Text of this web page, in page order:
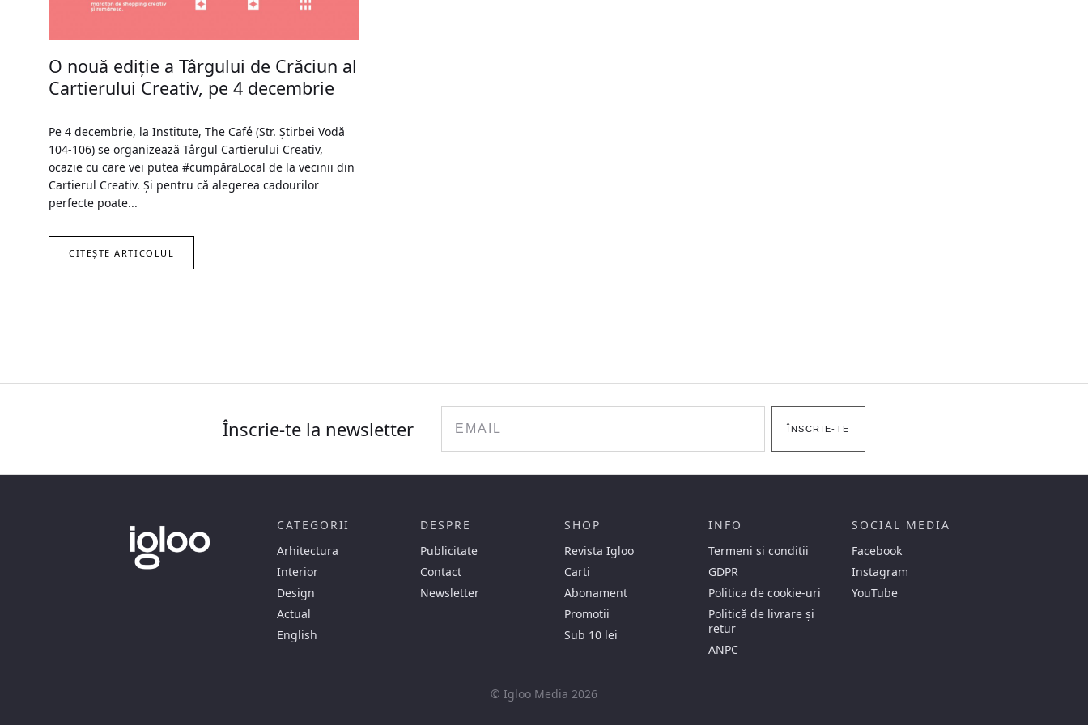
O nouă ediţie a Târgului de Crăciun al
Cartierului Creativ, pe 4 decembrie
Pe 4 decembrie, la Institute, The Café (Str. Știrbei Vodă
104-106) se organizează Târgul Cartierului Creativ,
ocazie cu care vei putea #cumpăraLocal de la vecinii din
Cartierul Creativ. Şi pentru că alegerea cadourilor
perfecte poate...
CITEȘTE ARTICOLUL
Înscrie-te la newsletter ÎNSCRIE-TE
CATEGORII
Arhitectura
Interior
Design
Actual
English
DESPRE
Publicitate
Contact
Newsletter
SHOP
Revista Igloo
Carti
Abonament
Promotii
Sub 10 lei
INFO
Termeni si conditii
GDPR
Politica de cookie-uri
Politică de livrare și
retur
ANPC
SOCIAL MEDIA
Facebook
Instagram
YouTube
© Igloo Media 2026